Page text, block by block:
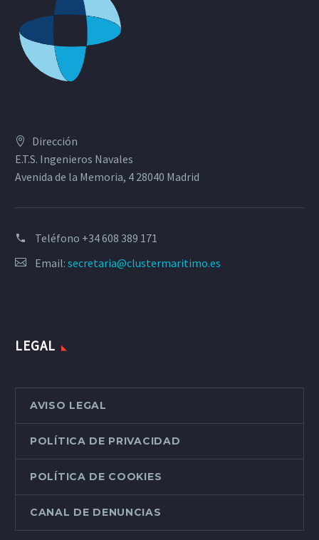
Dirección
E.T.S. Ingenieros Navales
Avenida de la Memoria, 4 28040 Madrid
Teléfono +34 608 389 171
Email: secretaria@clustermaritimo.es
LEGAL
AVISO LEGAL
POLÍTICA DE PRIVACIDAD
POLÍTICA DE COOKIES
CANAL DE DENUNCIAS